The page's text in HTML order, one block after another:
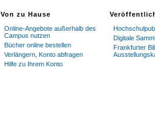
Von zu Hause
Online-Angebote außerhalb des
Campus nutzen
Bücher online bestellen
Verlängern, Konto abfragen
Hilfe zu Ihrem Konto
Digitale
Frankfurter